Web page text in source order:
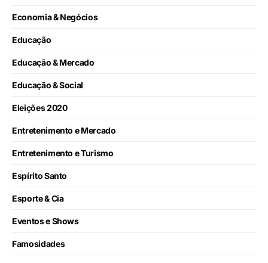
Economia & Negócios
Educação
Educação & Mercado
Educação & Social
Eleições 2020
Entretenimento e Mercado
Entretenimento e Turismo
Espírito Santo
Esporte & Cia
Eventos e Shows
Famosidades